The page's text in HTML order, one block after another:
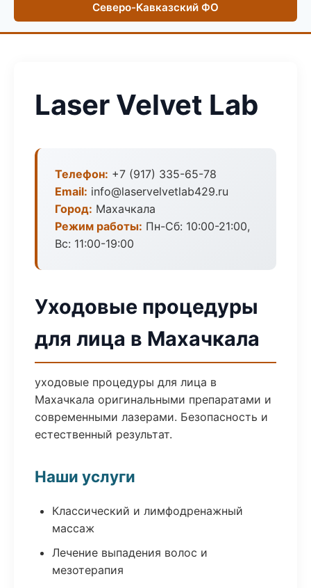
Северо-Кавказский ФО
Laser Velvet Lab
Телефон: +7 (917) 335-65-78
Email: info@laservelvetlab429.ru
Город: Махачкала
Режим работы: Пн-Сб: 10:00-21:00,
Вс: 11:00-19:00
Уходовые процедуры
для лица в Махачкала
уходовые процедуры для лица в
Махачкала оригинальными препаратами и
современными лазерами. Безопасность и
естественный результат.
Наши услуги
Классический и лимфодренажный
массаж
Лечение выпадения волос и
мезотерапия